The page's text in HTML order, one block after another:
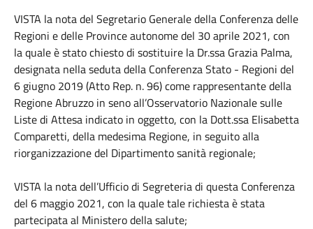
VISTA la nota del Segretario Generale della Conferenza delle
Regioni e delle Province autonome del 30 aprile 2021, con
la quale è stato chiesto di sostituire la Dr.ssa Grazia Palma,
designata nella seduta della Conferenza Stato - Regioni del
6 giugno 2019 (Atto Rep. n. 96) come rappresentante della
Regione Abruzzo in seno all’Osservatorio Nazionale sulle
Liste di Attesa indicato in oggetto, con la Dott.ssa Elisabetta
Comparetti, della medesima Regione, in seguito alla
riorganizzazione del Dipartimento sanità regionale;
VISTA la nota dell’Ufficio di Segreteria di questa Conferenza
del 6 maggio 2021, con la quale tale richiesta è stata
partecipata al Ministero della salute;